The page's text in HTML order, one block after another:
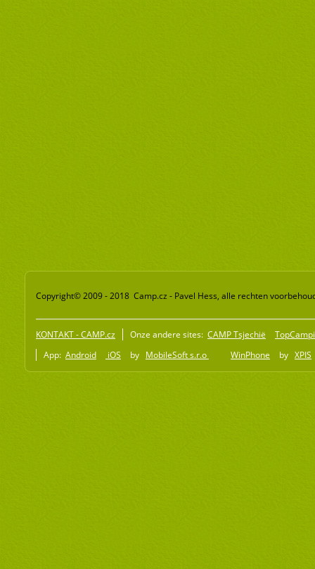
Copyright© 2009 - 2018 Camp.cz - Pavel Hess, alle rechten
KONTAKT - CAMP.cz Onze andere sites: CAMP Tsjechië
App: Android iOS by MobileSoft s.r.o WinPhone by XPIS